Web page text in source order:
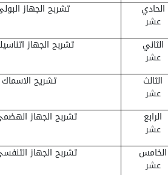
الحادي
عشر
تشربح الجهاز
الثاني
عشر
تشربح الجهاز
الثالث
عشر
تشريح
الرابع
عشر
تشربح الجهاز
الخامس
عشر
تشربح الجهاز